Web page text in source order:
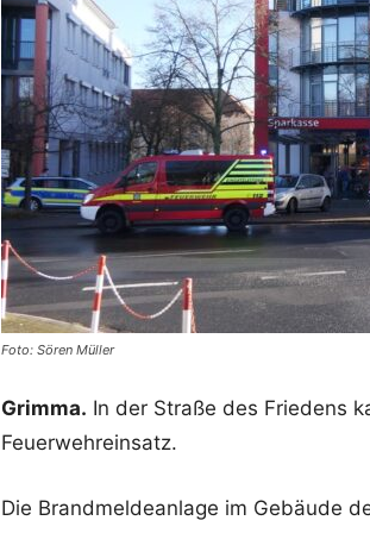
Foto: Sören Müller
Grimma. In der Straße des Friedens
Feuerwehreinsatz.
Die Brandmeldeanlage im Gebäude